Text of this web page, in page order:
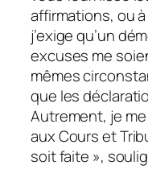
affirmations, ou
j’exige qu’un
excuses me
mêmes
que les
Autrement, je
aux Cours et
soit faite »,